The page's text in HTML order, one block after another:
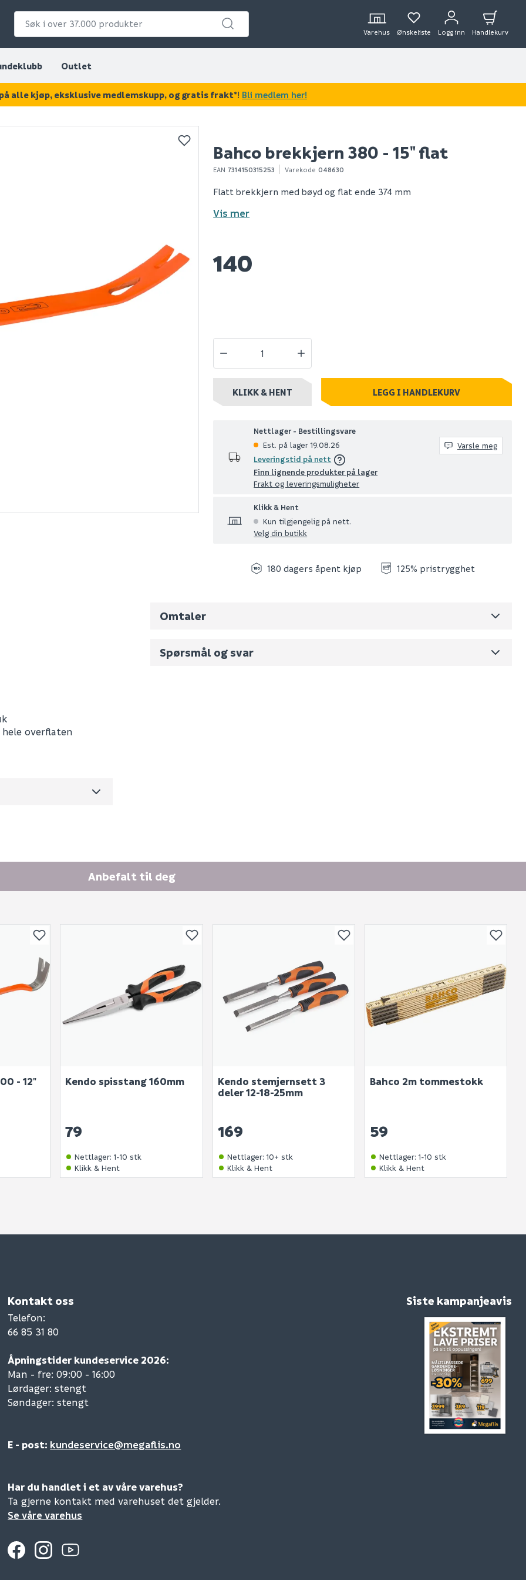
Varehus Ønskeliste Logg inn Handlekurv
Outlet
KAN DISSE VÆRE AV INTERESSE?
Kendo spisstang
160mm
169
Bahco brekkjern 380 - 15" flat
EAN 7314150315253 Varekode 048630
Flatt brekkjern med bøyd og flat ende 374 mm
Vis mer
140
KLIKK & HENT LEGG I HANDLEKURV
Nettlager - Bestillingsvare
Est. på lager 19.08.26
Leveringstid på nett
Finn lignende produkter på lager
Frakt og leveringsmuligheter
Varsle meg
Klikk & Hent
Kun tilgjengelig på nett.
Velg din butikk
180 dagers åpent kjøp 125% pristrygghet
overflaten
per salgsforpakning)
Omtaler
Spørsmål og svar
Skjule spørsmålet for andre?
SEND INN SPØRSMÅL
produktet.
Anbefalt til deg
- 12"
Kendo spisstang 160mm
79
Nettlager:1-10 stk
Klikk & Hent
Kendo stemjernsett 3
deler 12-18-25mm
169
Nettlager: 10+ stk
Klikk & Hent
Bahco 2m tommestokk
59
Nettlager: 1-10 stk
Klikk & Hent
Kontakt oss
Telefon:
66 85 31 80
Åpningstider kundeservice 2026:
Man - fre: 09:00 - 16:00
Lørdager: stengt
Søndager: stengt
E - post: kundeservice@megaflis.no
Har du handlet i et av våre varehus?
Ta gjerne kontakt med varehuset det gjelder.
Se våre varehus
Siste kampanjeavis
på alle kjøp, eksklusive medlemskupp, og gratis frakt*! Bli medlem her!